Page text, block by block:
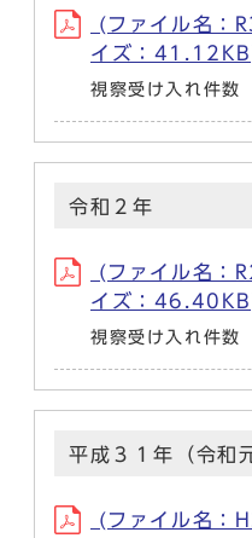
(ファイル名
イズ：
視察受け入れ件
令和２年
(ファイル名
イズ：
視察受け入れ件
平成３１年（令和
(ファイル名